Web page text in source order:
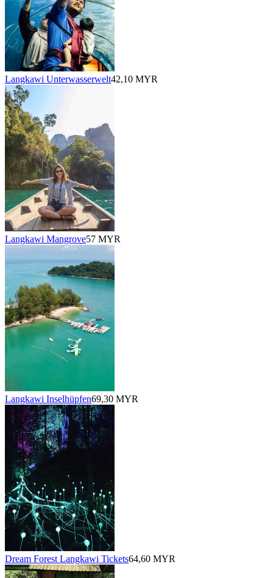
Langkawi Unterwasserwelt42,10 MYR
Langkawi Mangrove57 MYR
Langkawi Inselhüpfen69,30 MYR
Dream Forest Langkawi Tickets64,60 MYR